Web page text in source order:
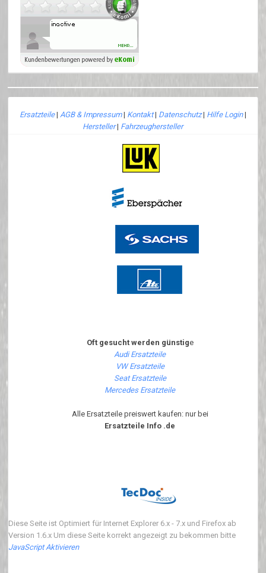
Ersatzteile| AGB & Impressum| Kontakt| Datenschutz| Hilfe Login|
Hersteller| Fahrzeughersteller
Oft gesucht werden günstige
Audi Ersatzteile
VW Ersatzteile
Seat Ersatzteile
Mercedes Ersatzteile
Alle Ersatzteile preiswert kaufen: nur bei
Ersatzteile Info .de
Diese Seite ist Optimiert für Internet Explorer 6.x - 7.x und Firefox ab
Version 1.6.x Um diese Seite korrekt angezeigt zu bekommen bitte
JavaScript Aktivieren